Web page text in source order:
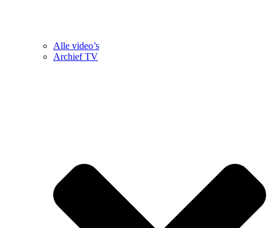
Alle video’s
Archief TV